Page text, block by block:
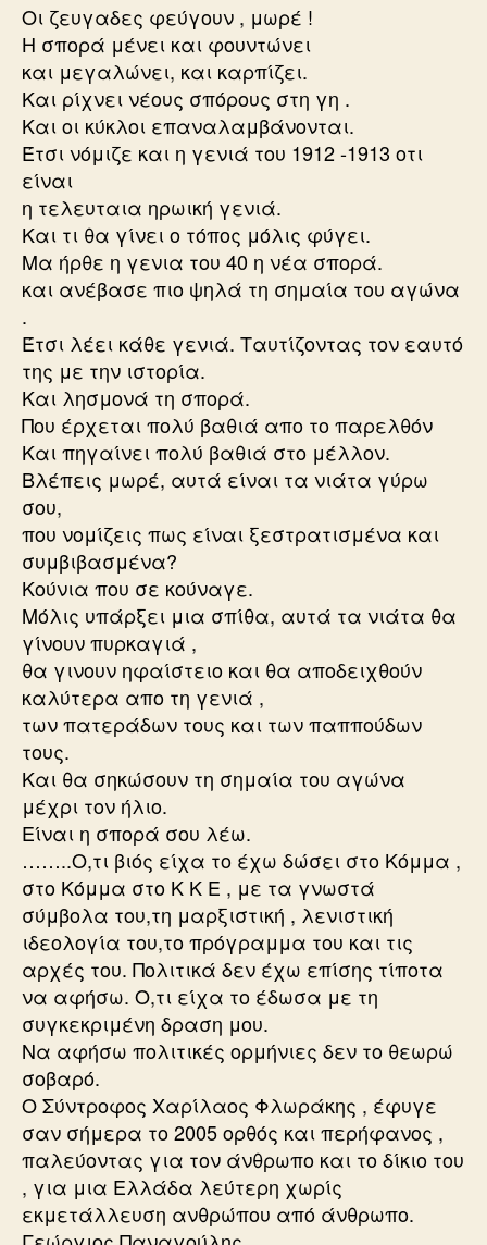
Οι ζευγαδες φεύγουν , μωρέ !
Η σπορά μένει και φουντώνει
και μεγαλώνει, και καρπίζει.
Και ρίχνει νέους σπόρους στη γη .
Και οι κύκλοι επαναλαμβάνονται.
Έτσι νόμιζε και η γενιά του 1912 -1913 οτι
είναι
η τελευταια ηρωική γενιά.
Και τι θα γίνει ο τόπος μόλις φύγει.
Μα ήρθε η γενια του 40 η νέα σπορά.
και ανέβασε πιο ψηλά τη σημαία του αγώνα
.
Έτσι λέει κάθε γενιά. Ταυτίζοντας τον εαυτό
της με την ιστορία.
Και λησμονά τη σπορά.
Που έρχεται πολύ βαθιά απο το παρελθόν
Και πηγαίνει πολύ βαθιά στο μέλλον.
Βλέπεις μωρέ, αυτά είναι τα νιάτα γύρω
σου,
που νομίζεις πως είναι ξεστρατισμένα και
συμβιβασμένα?
Κούνια που σε κούναγε.
Μόλις υπάρξει μια σπίθα, αυτά τα νιάτα θα
γίνουν πυρκαγιά ,
θα γινουν ηφαίστειο και θα αποδειχθούν
καλύτερα απο τη γενιά ,
των πατεράδων τους και των παππούδων
τους.
Και θα σηκώσουν τη σημαία του αγώνα
μέχρι τον ήλιο.
Είναι η σπορά σου λέω.
……..Ο,τι βιός είχα το έχω δώσει στο Κόμμα ,
στο Κόμμα στο Κ Κ Ε , με τα γνωστά
σύμβολα του,τη μαρξιστική , λενιστική
ιδεολογία του,το πρόγραμμα του και τις
αρχές του. Πολιτικά δεν έχω επίσης τίποτα
να αφήσω. Ο,τι είχα το έδωσα με τη
συγκεκριμένη δραση μου.
Να αφήσω πολιτικές ορμήνιες δεν το θεωρώ
σοβαρό.
Ο Σύντροφος Χαρίλαος Φλωράκης , έφυγε
σαν σήμερα το 2005 ορθός και περήφανος ,
παλεύοντας για τον άνθρωπο και το δίκιο του
, για μια Ελλάδα λεύτερη χωρίς
εκμετάλλευση ανθρώπου από άνθρωπο.